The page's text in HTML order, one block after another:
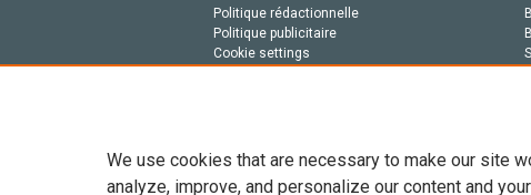
Politique rédactionnelle
Politique publicitaire
Cookie settings
We use cookies that are necessary to make our site
analyze, improve, and personalize our content and